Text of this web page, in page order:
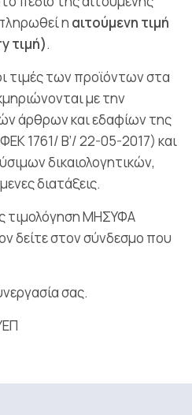
η αιτούμενη τιμή
τιμή).
τιμές των προϊόντων στα
με την
άρθρων και εδαφίων της
1761/ Β’/ 22-05-2017) και
δικαιολογητικών,
διατάξεις.
τιμολόγηση ΜΗΣΥΦΑ
δείτε στον σύνδεσμο που
σας.